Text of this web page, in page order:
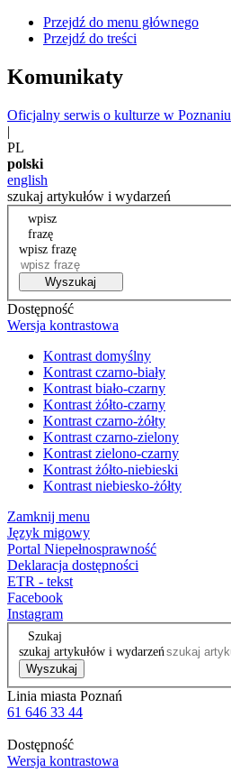
Przejdź do menu głównego
Przejdź do treści
Komunikaty
Oficjalny serwis o kulturze w Poznaniu
|
PL
polski
english
szukaj artykułów i wydarzeń
wpisz
frazę
wpisz frazę
Wyszukaj
Dostępność
Wersja kontrastowa
Kontrast domyślny
Kontrast czarno-biały
Kontrast biało-czarny
Kontrast żółto-czarny
Kontrast czarno-żółty
Kontrast czarno-zielony
Kontrast zielono-czarny
Kontrast żółto-niebieski
Kontrast niebiesko-żółty
Zamknij menu
Język migowy
Portal Niepełnosprawność
Deklaracja dostępności
ETR - tekst
Facebook
Instagram
Szukaj
szukaj artykułów i wydarzeń
Wyszukaj
Linia miasta Poznań
61 646 33 44
Dostępność
Wersja kontrastowa